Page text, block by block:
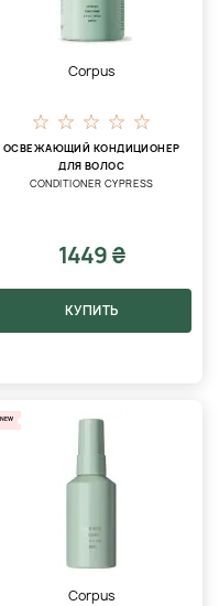
Corpus
ОСВЕЖАЮЩИЙ КОНДИЦИОНЕР
ДЛЯ ВОЛОС
CONDITIONER CYPRESS
1449 ₴
КУПИТЬ
NEW
Corpus